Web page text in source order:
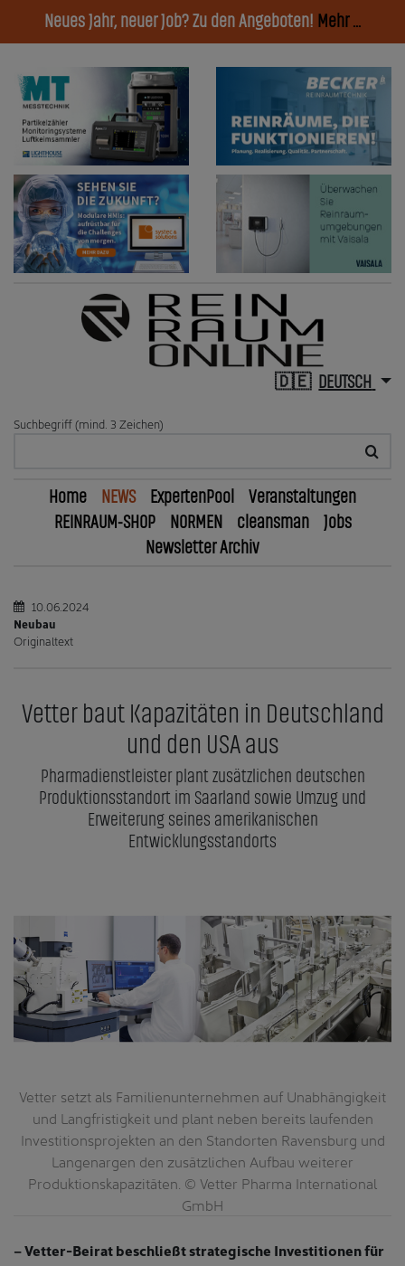
Neues Jahr, neuer Job? Zu den Angeboten! Mehr ...
DEUTSCH
Suchbegriff (mind. 3 Zeichen)
Home NEWS ExpertenPool
Veranstaltungen
REINRAUM-SHOP
NORMEN cleansman
Jobs
Newsletter Archiv
10.06.2024
Neubau
Originaltext
Vetter baut Kapazitäten in Deutschland
und den USA aus
Pharmadienstleister plant zusätzlichen deutschen
Produktionsstandort im Saarland sowie Umzug und
Erweiterung seines amerikanischen
Entwicklungsstandorts
Vetter setzt als Familienunternehmen auf Unabhängigkeit
und Langfristigkeit und plant neben bereits laufenden
Investitionsprojekten an den Standorten Ravensburg und
Langenargen den zusätzlichen Aufbau weiterer
Produktionskapazitäten. © Vetter Pharma International
GmbH
– Vetter-Beirat beschließt strategische Investitionen für